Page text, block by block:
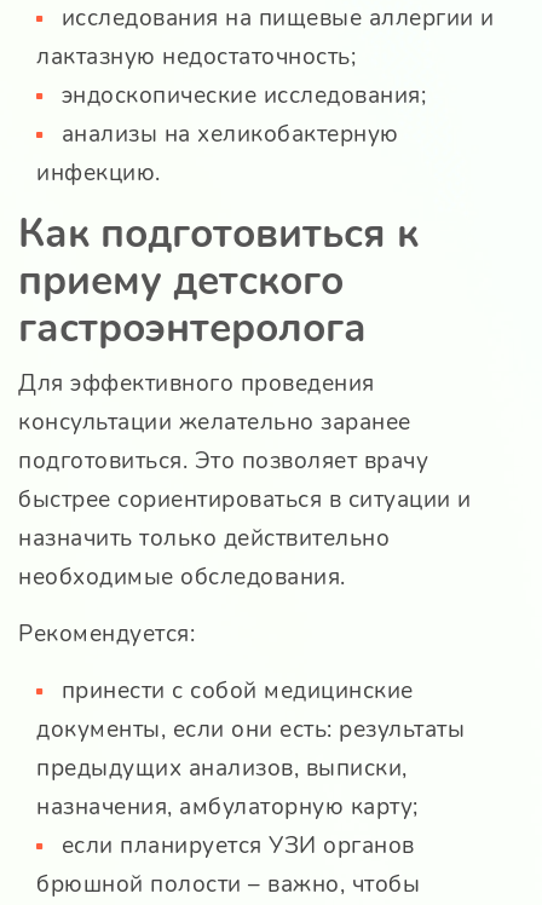
исследования на пищевые аллергии и
лактазную недостаточность;
эндоскопические исследования;
анализы на хеликобактерную
инфекцию.
Как подготовиться к
приему детского
гастроэнтеролога
Для эффективного проведения
консультации желательно заранее
подготовиться. Это позволяет врачу
быстрее сориентироваться в ситуации и
назначить только действительно
необходимые обследования.
Рекомендуется:
принести с собой медицинские
документы, если они есть: результаты
предыдущих анализов, выписки,
назначения, амбулаторную карту;
если планируется УЗИ органов
брюшной полости – важно, чтобы